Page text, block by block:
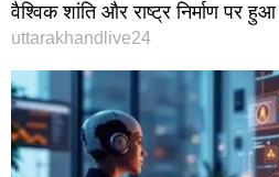
वैश्विक शांति और राष्ट्र निर्माण पर
uttarakhandlive24